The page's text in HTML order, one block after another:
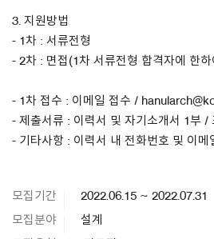
3. 지원방법
- 1차 : 서류전형
- 2차 : 면접(1차 서류전형 합격자에 한
- 1차 접수 : 이메일 접수 /
- 제출서류 : 이력서 및 자기소개서 1부 /
- 기타사항 : 이력서 내 전화번호 및 이메
모집기간 2022.06.15 ~ 2022.07.31
모집분야 설계